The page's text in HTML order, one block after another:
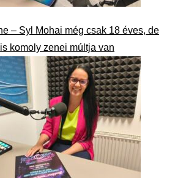
– Syl Mohai még csak 18 éves, de
komoly zenei múltja van